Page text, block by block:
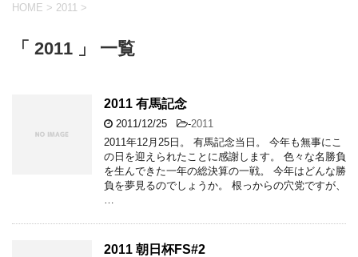
HOME > 2011 >
「 2011 」 一覧
2011 有馬記念
2011/12/25 -2011
2011年12月25日。 有馬記念当日。 今年も無事にこ
の日を迎えられたことに感謝します。 色々な名勝負
を生んできた一年の総決算の一戦。 今年はどんな勝
負を夢見るのでしょうか。 根っからの穴党ですが、
2011 朝日杯FS#2